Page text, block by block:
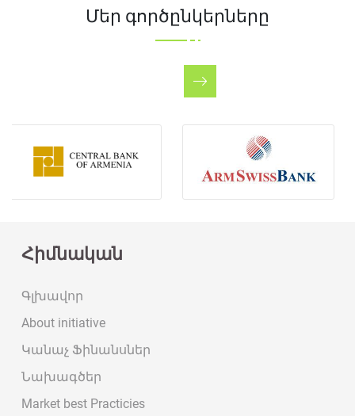
Մեր գործընկերները
Հիմնական
Գլխավոր
About initiative
Կանաչ Ֆինանսներ
Նախագծեր
Market best Practicies